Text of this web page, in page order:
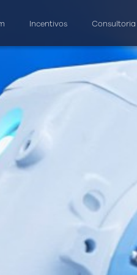
Incentivos Consultoria